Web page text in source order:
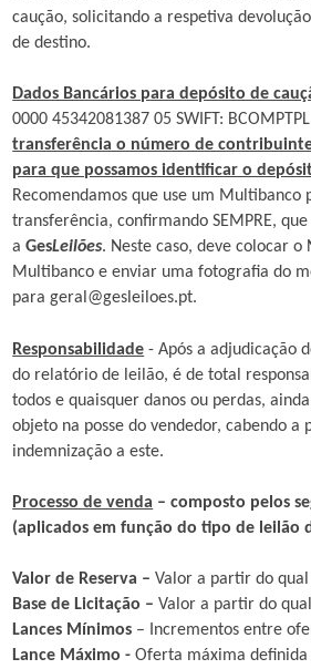
caução, solicitando a respetiva
de destino.
Dados Bancários para depósito de
0000 45342081387 05 SWIFT:
transferência o número de
para que possamos identificar o
Recomendamos que use um Multibanco
transferência, confirmando SEMPRE,
aGesLeilões. Neste caso, deve colocar o
Multibanco e enviar uma fotografia do
parageral@gesleiloes.pt.
Responsabilidade - Após a adjudicação
do relatório de leilão, é de total
todos e quaisquer danos ou perdas,
objeto na posse do vendedor, cabendo a
indemnização a este.
Processo de venda – composto pelos
(aplicados em função do tipo de leilão
Valor de Reserva – Valor a partir do
Base de Licitação –Valor a partir do
Lances Mínimos – Incrementos entre
Lance Máximo -Oferta máxima